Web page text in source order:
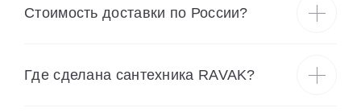
Cтоимость доставки по России?
Где сделана сантехника RAVAK?